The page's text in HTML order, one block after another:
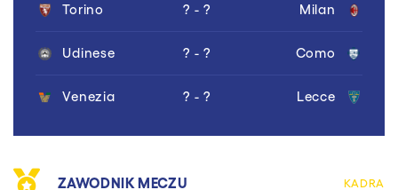
Torino ? - ? Milan
Udinese ? - ? Como
Venezia ? - ? Lecce
ZAWODNIK MECZU KADRA